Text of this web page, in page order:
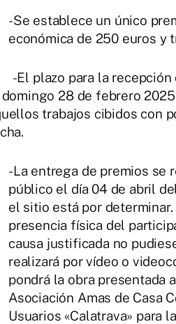
-Se establece un único
económica de 250 euros y
plazo para la recepción
28 de febrero
trabajos cibidos con
-La entrega de premios se
público el día 04 de abril
el sitio está por
presencia física del
causa justificada no
realizará por vídeo o
pondrá la obra presentada
Asociación Amas de Casa
Usuarios «Calatrava» para